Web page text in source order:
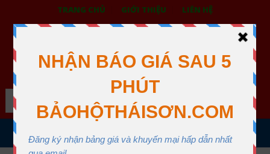
TRANG CHỦ GIỚI THIỆU LIÊN HỆ
BẢO HỘ LAO ĐỘNG THÁI SƠN
XƯỞNG MAY THÁI SƠN QUẬN 12
Search
MENU